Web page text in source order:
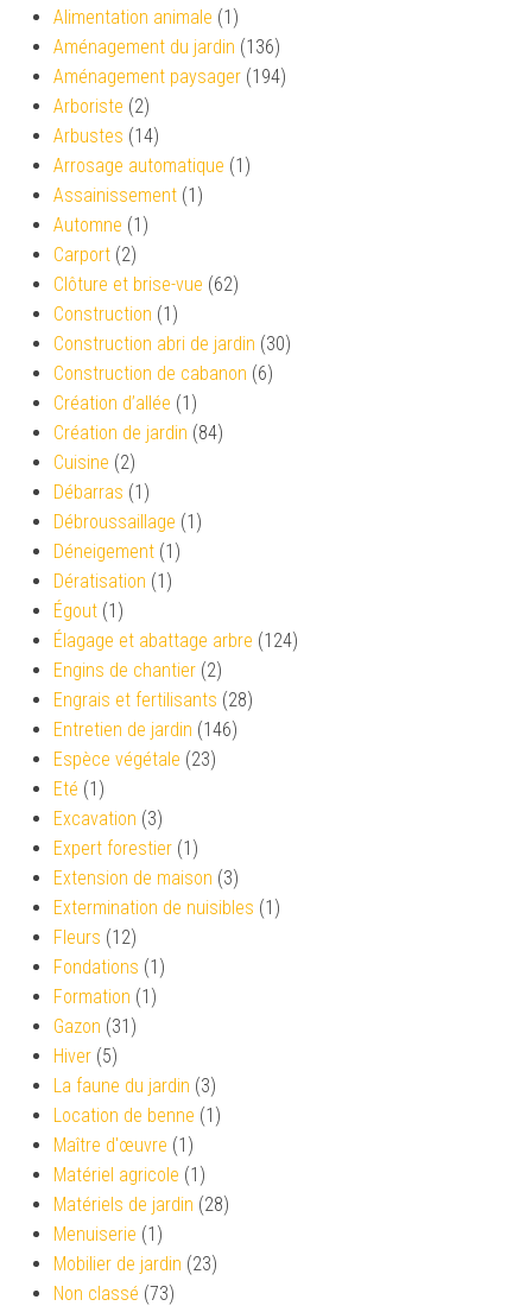
Alimentation animale (1)
Aménagement du jardin (136)
Aménagement paysager (194)
Arboriste (2)
Arbustes (14)
Arrosage automatique (1)
Assainissement (1)
Automne (1)
Carport (2)
Clôture et brise-vue (62)
Construction (1)
Construction abri de jardin (30)
Construction de cabanon (6)
Création d’allée (1)
Création de jardin (84)
Cuisine (2)
Débarras (1)
Débroussaillage (1)
Déneigement (1)
Dératisation (1)
Égout (1)
Élagage et abattage arbre (124)
Engins de chantier (2)
Engrais et fertilisants (28)
Entretien de jardin (146)
Espèce végétale (23)
Eté (1)
Excavation (3)
Expert forestier (1)
Extension de maison (3)
Extermination de nuisibles (1)
Fleurs (12)
Fondations (1)
Formation (1)
Gazon (31)
Hiver (5)
La faune du jardin (3)
Location de benne (1)
Maître d'œuvre (1)
Matériel agricole (1)
Matériels de jardin (28)
Menuiserie (1)
Mobilier de jardin (23)
Non classé (73)